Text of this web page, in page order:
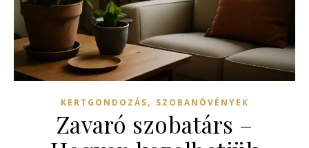
KERTGONDOZÁS, SZOBANÖVÉNYEK
Zavaró szobatárs –